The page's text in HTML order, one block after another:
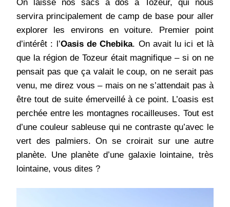
On laisse nos sacs à dos à Tozeur, qui nous
servira principalement de camp de base pour aller
explorer les environs en voiture. Premier point
d’intérêt : l’Oasis de Chebika. On avait lu ici et là
que la région de Tozeur était magnifique – si on ne
pensait pas que ça valait le coup, on ne serait pas
venu, me direz vous – mais on ne s’attendait pas à
être tout de suite émerveillé à ce point. L’oasis est
perchée entre les montagnes rocailleuses. Tout est
d’une couleur sableuse qui ne contraste qu’avec le
vert des palmiers. On se croirait sur une autre
planète. Une planète d’une galaxie lointaine, très
lointaine, vous dites ?